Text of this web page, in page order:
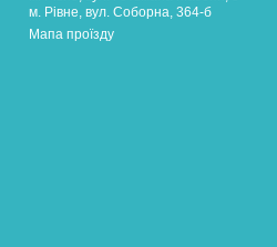
м. Рівне, вул. Соборна, 364-б
Мапа проїзду